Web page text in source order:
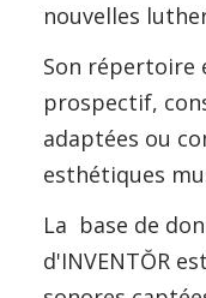
nouvelles
Son répertoire
prospectif,
adaptées ou
esthétiques
La base de
d'INVENTŎR